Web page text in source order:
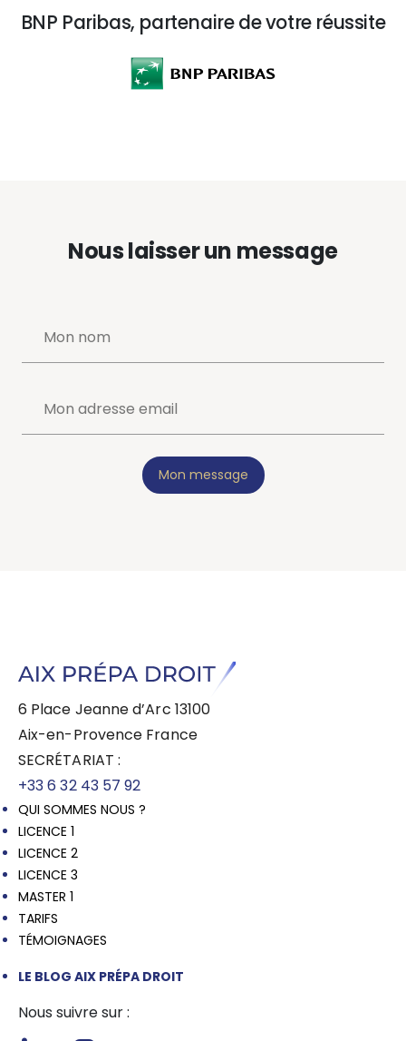
BNP Paribas, partenaire de votre réussite
Nous laisser un message
Mon message
6 Place Jeanne d’Arc 13100
Aix-en-Provence France
SECRÉTARIAT :
+33 6 32 43 57 92
QUI SOMMES NOUS ?
LICENCE 1
LICENCE 2
LICENCE 3
MASTER 1
TARIFS
TÉMOIGNAGES
LE BLOG AIX PRÉPA DROIT
Nous suivre sur :